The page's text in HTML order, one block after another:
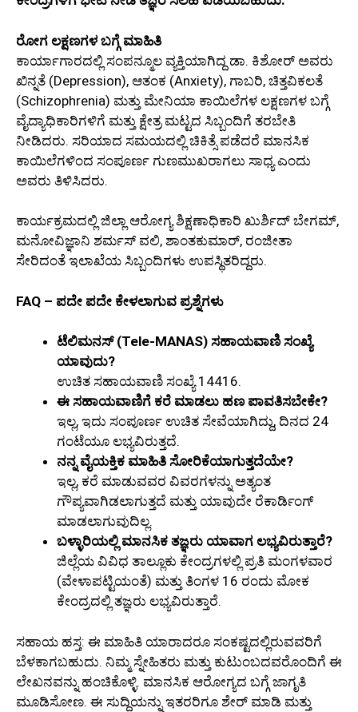
ರೋಗ ಲಕ್ಷಣಗಳ ಬಗ್ಗೆ ಮಾಹಿತಿ
ಕಾರ್ಯಾಗಾರದಲ್ಲಿ ಸಂಪನ್ಮೂಲ ವ್ಯಕ್ತಿಯಾಗಿದ್ದ ಡಾ. ಕಿಶೋರ್ ಅವರು
ಖಿನ್ನತೆ (Depression), ಆತಂಕ (Anxiety), ಗಾಬರಿ, ಚಿತ್ತವಿಕಲತೆ
(Schizophrenia) ಮತ್ತು ಮೇನಿಯಾ ಕಾಯಿಲೆಗಳ ಲಕ್ಷಣಗಳ ಬಗ್ಗೆ
ವೈದ್ಯಾಧಿಕಾರಿಗಳಿಗೆ ಮತ್ತು ಕ್ಷೇತ್ರ ಮಟ್ಟದ ಸಿಬ್ಬಂದಿಗೆ ತರಬೇತಿ
ನೀಡಿದರು. ಸರಿಯಾದ ಸಮಯದಲ್ಲಿ ಚಿಕಿತ್ಸೆ ಪಡೆದರೆ ಮಾನಸಿಕ
ಕಾಯಿಲೆಗಳಿಂದ ಸಂಪೂರ್ಣ ಗುಣಮುಖರಾಗಲು ಸಾಧ್ಯ ಎಂದು
ಅವರು ತಿಳಿಸಿದರು.
ಕಾರ್ಯಕ್ರಮದಲ್ಲಿ ಜಿಲ್ಲಾ ಆರೋಗ್ಯ ಶಿಕ್ಷಣಾಧಿಕಾರಿ ಖುರ್ಶಿದ್ ಬೇಗಮ್,
ಮನೋವಿಜ್ಞಾನಿ ಶರ್ಮಸ್ ವಲಿ, ಶಾಂತಕುಮಾರ್, ರಂಜೀತಾ
ಸೇರಿದಂತೆ ಇಲಾಖೆಯ ಸಿಬ್ಬಂದಿಗಳು ಉಪಸ್ಥಿತರಿದ್ದರು.
FAQ – ಪದೇ ಪದೇ ಕೇಳಲಾಗುವ ಪ್ರಶ್ನೆಗಳು
ಟೆಲಿಮನಸ್ (Tele-MANAS) ಸಹಾಯವಾಣಿ ಸಂಖ್ಯೆ
ಯಾವುದು?
ಉಚಿತ ಸಹಾಯವಾಣಿ ಸಂಖ್ಯೆ 14416.
ಈ ಸಹಾಯವಾಣಿಗೆ ಕರೆ ಮಾಡಲು ಹಣ ಪಾವತಿಸಬೇಕೇ?
ಇಲ್ಲ, ಇದು ಸಂಪೂರ್ಣ ಉಚಿತ ಸೇವೆಯಾಗಿದ್ದು, ದಿನದ 24
ಗಂಟೆಯೂ ಲಭ್ಯವಿರುತ್ತದೆ.
ನನ್ನ ವೈಯಕ್ತಿಕ ಮಾಹಿತಿ ಸೋರಿಕೆಯಾಗುತ್ತದೆಯೇ?
ಇಲ್ಲ, ಕರೆ ಮಾಡುವವರ ವಿವರಗಳನ್ನು ಅತ್ಯಂತ
ಗೌಪ್ಯವಾಗಿಡಲಾಗುತ್ತದೆ ಮತ್ತು ಯಾವುದೇ ರೆಕಾರ್ಡಿಂಗ್
ಮಾಡಲಾಗುವುದಿಲ್ಲ.
ಬಳ್ಳಾರಿಯಲ್ಲಿ ಮಾನಸಿಕ ತಜ್ಞರು ಯಾವಾಗ ಲಭ್ಯವಿರುತ್ತಾರೆ?
ಜಿಲ್ಲೆಯ ವಿವಿಧ ತಾಲ್ಲೂಕು ಕೇಂದ್ರಗಳಲ್ಲಿ ಪ್ರತಿ ಮಂಗಳವಾರ
(ವೇಳಾಪಟ್ಟಿಯಂತೆ) ಮತ್ತು ತಿಂಗಳ 16 ರಂದು ಮೋಕ
ಕೇಂದ್ರದಲ್ಲಿ ತಜ್ಞರು ಲಭ್ಯವಿರುತ್ತಾರೆ.
ಸಹಾಯ ಹಸ್ತ: ಈ ಮಾಹಿತಿ ಯಾರಾದರೂ ಸಂಕಷ್ಟದಲ್ಲಿರುವವರಿಗೆ
ಬೆಳಕಾಗಬಹುದು. ನಿಮ್ಮ ಸ್ನೇಹಿತರು ಮತ್ತು ಕುಟುಂಬದವರೊಂದಿಗೆ ಈ
ಲೇಖನವನ್ನು ಹಂಚಿಕೊಳ್ಳಿ. ಮಾನಸಿಕ ಆರೋಗ್ಯದ ಬಗ್ಗೆ ಜಾಗೃತಿ
ಮೂಡಿಸೋಣ. ಈ ಸುದ್ದಿಯನ್ನು ಇತರರಿಗೂ ಶೇರ್ ಮಾಡಿ ಮತ್ತು